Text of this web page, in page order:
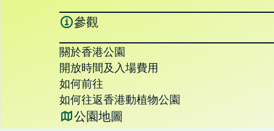
參觀
關於香港公園
開放時間及入場費用
如何前往
如何往返香港動植物公園
公園地圖